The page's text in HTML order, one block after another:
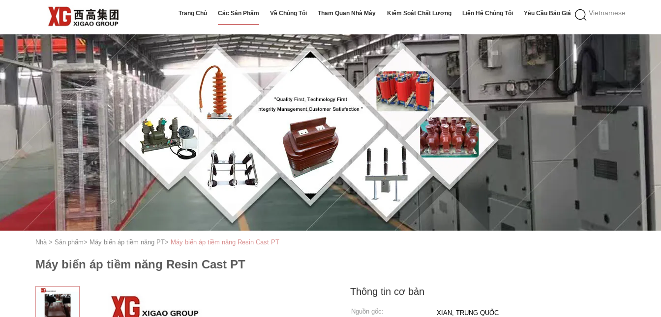
Vietnamese
Trang Chủ Các Sản Phẩm Về Chúng Tôi Tham Quan Nhà Máy Kiểm Soát Chất Lượng Liên Hệ Chúng Tôi Yêu Cầu Báo Giá
Nhà > Sản phẩm> Máy biến áp tiềm năng PT> Máy biến áp tiềm năng Resin Cast PT
Máy biến áp tiềm năng Resin Cast PT
Thông tin cơ bản
Nguồn gốc: XIAN, TRUNG QUỐC